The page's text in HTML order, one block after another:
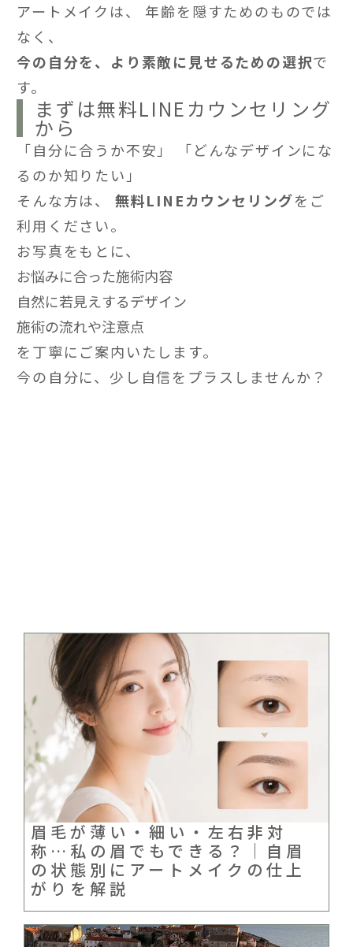
アートメイクは、 年齢を隠すためのものでは
なく、
今の自分を、より素敵に見せるための選択で
す。
まずは無料LINEカウンセリング
から
「自分に合うか不安」 「どんなデザインにな
るのか知りたい」
そんな方は、 無料LINEカウンセリングをご
利用ください。
お写真をもとに、
お悩みに合った施術内容
自然に若見えするデザイン
施術の流れや注意点
を丁寧にご案内いたします。
今の自分に、少し自信をプラスしませんか？
眉毛が薄い・細い・左右非対
称…私の眉でもできる？｜自眉
の状態別にアートメイクの仕上
がりを解説